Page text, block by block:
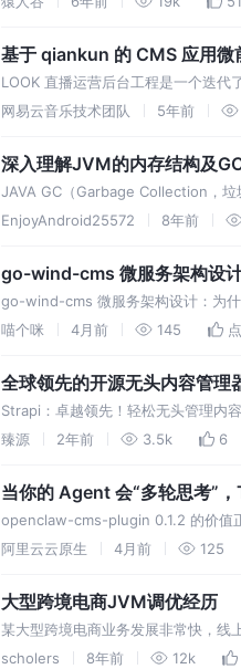
基于 qiankun 的 CMS 应用微
LOOK 直播运营后台工程是一个迭
大，带来了构建、部署的低效，此
网易云音乐技术团队 5年前
深入理解JVM的内存结构及
JAVA GC（Garbage Collection，垃
开发，因为垃圾回收这件繁琐的事情
EnjoyAndroid25572 8年前
go-wind-cms 微服务架构设
go-wind-cms 微服务架构设计：为
性与开发效率。作为基于 Go 语言打
喵个咪 4月前 145
全球领先的开源无头内容管理
Strapi：卓越领先！轻松无头管理内
JavaScript或TypeScript开发，为开
臻源 2年前 3.5k 6
当你的 Agent 会“多轮思考”
openclaw-cms-plugin 0.1.2 的价值
阿里云云原生
4月前 125
大型跨境电商JVM调优经历
某大型跨境电商业务发展非常快，线
的owner。经过618大促之后，和运
scholers 8年前 12k